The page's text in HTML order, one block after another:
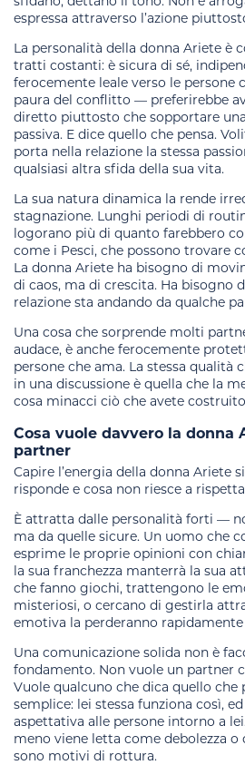
espressa attraverso l’azione
La personalità della donna Ariete è
tratti costanti: è sicura di sé,
ferocemente leale verso le persone
paura del conflitto — preferirebbe
diretto piuttosto che sopportare
passiva. E dice quello che pensa.
porta nella relazione la stessa
qualsiasi altra sfida della sua vita.
La sua natura dinamica la rende
stagnazione. Lunghi periodi di
logorano più di quanto farebbero
come i Pesci, che possono trovare
La donna Ariete ha bisogno di
di caos, ma di crescita. Ha bisogno
relazione sta andando da qualche
Una cosa che sorprende molti
audace, è anche ferocemente
persone che ama. La stessa qualità
in una discussione è quella che la
cosa minacci ciò che avete
Cosa vuole davvero la donna
partner
Capire l’energia della donna Ariete
risponde e cosa non riesce a
È attratta dalle personalità forti —
ma da quelle sicure. Un uomo che
esprime le proprie opinioni con
la sua franchezza manterrà la sua
che fanno giochi, trattengono le
misteriosi, o cercano di gestirla
emotiva la perderanno
Una comunicazione solida non è
fondamento. Non vuole un partner
Vuole qualcuno che dica quello che
semplice: lei stessa funziona così,
aspettativa alle persone intorno a
meno viene letta come debolezza o
sono motivi di rottura.